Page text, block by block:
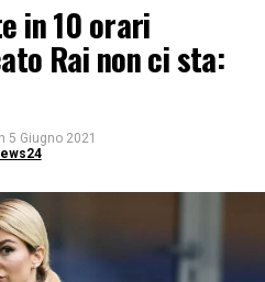
in 10 orari
Rai non ci sta:
5 Giugno 2021